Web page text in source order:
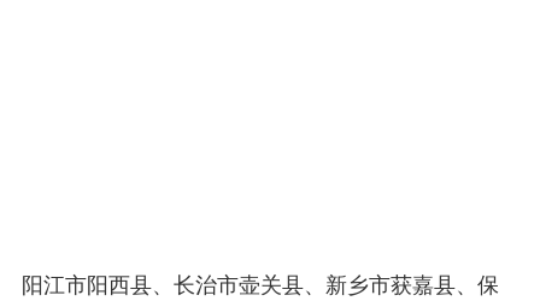
阳江市阳西县、长治市壶关县、新乡市获嘉县、保